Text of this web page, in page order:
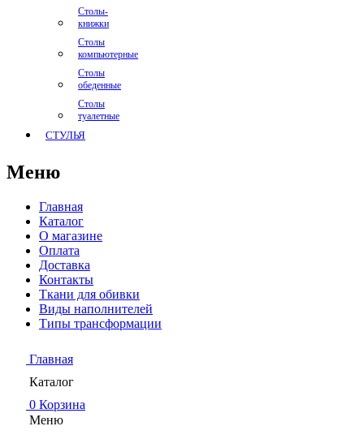
Столы-
книжки
Столы
компьютерные
Столы
обеденные
Столы
туалетные
СТУЛЬЯ
Меню
Главная
Каталог
О магазине
Оплата
Доставка
Контакты
Ткани для обивки
Виды наполнителей
Типы трансформации
Главная
Каталог
0 Корзина
Меню